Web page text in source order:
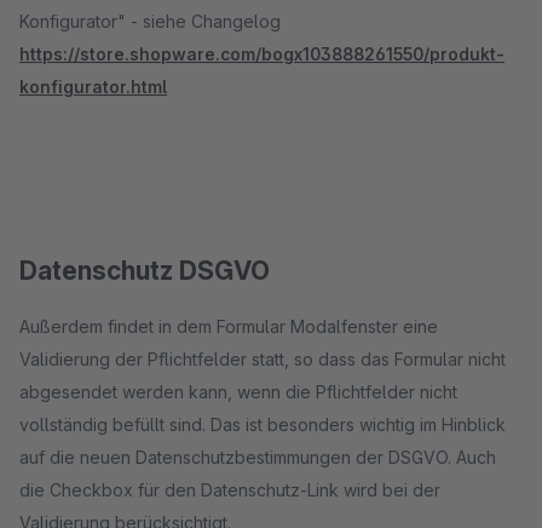
Konfigurator" - siehe Changelog
https://store.shopware.com/bogx103888261550/produkt-
konfigurator.html
Datenschutz DSGVO
Außerdem findet in dem Formular Modalfenster eine
Validierung der Pflichtfelder statt, so dass das Formular nicht
abgesendet werden kann, wenn die Pflichtfelder nicht
vollständig befüllt sind. Das ist besonders wichtig im Hinblick
auf die neuen Datenschutzbestimmungen der DSGVO. Auch
die Checkbox für den Datenschutz-Link wird bei der
Validierung berücksichtigt.